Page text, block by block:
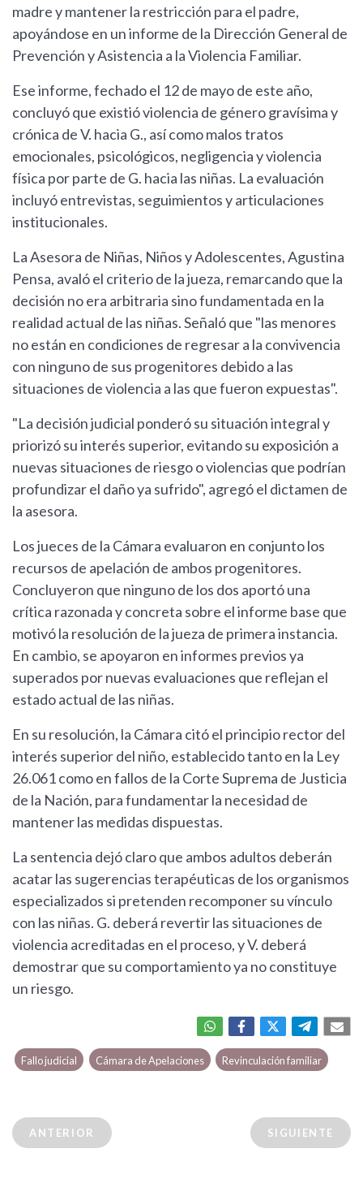
madre y mantener la restricción para el padre,
apoyándose en un informe de la Dirección General de
Prevención y Asistencia a la Violencia Familiar.
Ese informe, fechado el 12 de mayo de este año,
concluyó que existió violencia de género gravísima y
crónica de V. hacia G., así como malos tratos
emocionales, psicológicos, negligencia y violencia
física por parte de G. hacia las niñas. La evaluación
incluyó entrevistas, seguimientos y articulaciones
institucionales.
La Asesora de Niñas, Niños y Adolescentes, Agustina
Pensa, avaló el criterio de la jueza, remarcando que la
decisión no era arbitraria sino fundamentada en la
realidad actual de las niñas. Señaló que "las menores
no están en condiciones de regresar a la convivencia
con ninguno de sus progenitores debido a las
situaciones de violencia a las que fueron expuestas".
"La decisión judicial ponderó su situación integral y
priorizó su interés superior, evitando su exposición a
nuevas situaciones de riesgo o violencias que podrían
profundizar el daño ya sufrido", agregó el dictamen de
la asesora.
Los jueces de la Cámara evaluaron en conjunto los
recursos de apelación de ambos progenitores.
Concluyeron que ninguno de los dos aportó una
crítica razonada y concreta sobre el informe base que
motivó la resolución de la jueza de primera instancia.
En cambio, se apoyaron en informes previos ya
superados por nuevas evaluaciones que reflejan el
estado actual de las niñas.
En su resolución, la Cámara citó el principio rector del
interés superior del niño, establecido tanto en la Ley
26.061 como en fallos de la Corte Suprema de Justicia
de la Nación, para fundamentar la necesidad de
mantener las medidas dispuestas.
La sentencia dejó claro que ambos adultos deberán
acatar las sugerencias terapéuticas de los organismos
especializados si pretenden recomponer su vínculo
con las niñas. G. deberá revertir las situaciones de
violencia acreditadas en el proceso, y V. deberá
demostrar que su comportamiento ya no constituye
un riesgo.
Fallo judicial Cámara de Apelaciones Revinculación familiar
ANTERIOR SIGUIENTE